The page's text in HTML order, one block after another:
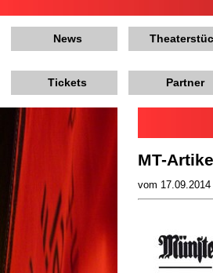
News
Tickets Partner
MT-
vom 17.09.2014